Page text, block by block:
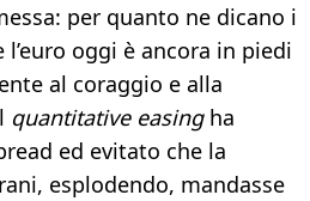
per quanto ne dicano i
oggi è ancora in piedi
al coraggio e alla
quantitative easingha
ed evitato che la
esplodendo, mandasse